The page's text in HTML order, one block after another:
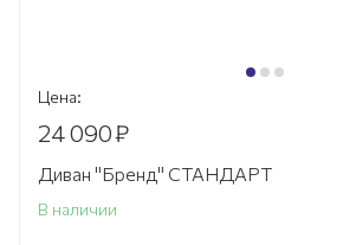
Цена:
24 090₽
Диван "Бренд" СТАНДАРТ
В наличии